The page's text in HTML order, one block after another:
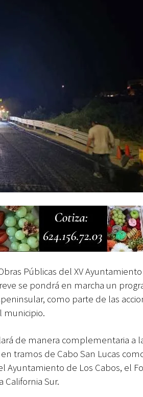
Públicas del XV
se pondrá en marcha un
como parte de las
municipio.
de manera complementaria a
tramos de Cabo San Lucas
Ayuntamiento de Los Cabos, el
California Sur.